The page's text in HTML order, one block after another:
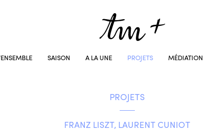
SAISON A LA UNE PROJETS MÉDIATION
PROJETS
FRANZ LISZT, LAURENT CUNIOT